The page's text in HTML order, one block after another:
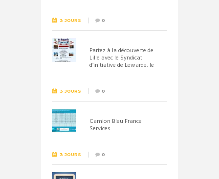
3 JOURS 0
Partez à la découverte de
Lille avec le Syndicat
d’initiative de Lewarde, le
3 JOURS 0
Camion Bleu France
Services
3 JOURS 0